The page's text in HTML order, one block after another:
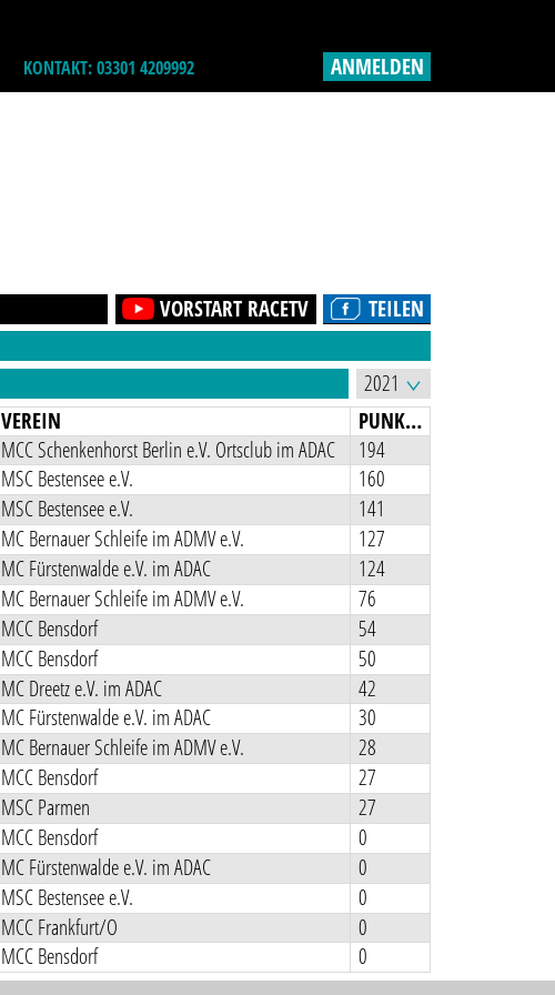
KONTAKT: 03301 4209992 ANMELDEN
TEILEN
VORSTART RACETV
VEREIN
PUNKTE
MCC Schenkenhorst Berlin e.V. Ortsclub im ADAC
194
MSC Bestensee e.V.
160
MSC Bestensee e.V.
141
MC Bernauer Schleife im ADMV e.V.
127
MC Fürstenwalde e.V. im ADAC
124
MC Bernauer Schleife im ADMV e.V.
76
MCC Bensdorf
54
MCC Bensdorf
50
MC Dreetz e.V. im ADAC
42
MC Fürstenwalde e.V. im ADAC
30
MC Bernauer Schleife im ADMV e.V.
28
MCC Bensdorf
27
MSC Parmen
27
MCC Bensdorf
0
MC Fürstenwalde e.V. im ADAC
0
MSC Bestensee e.V.
0
MCC Frankfurt/O
0
MCC Bensdorf 0